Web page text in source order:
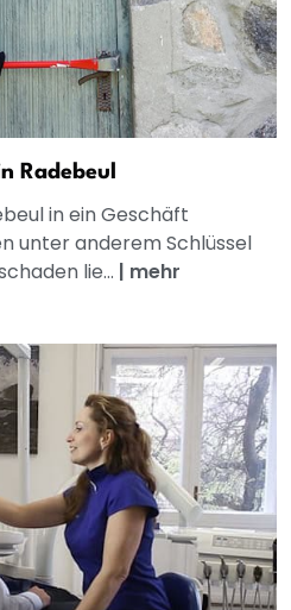
Radebeul
in ein Geschäft
unter anderem Schlüssel
lie... | mehr